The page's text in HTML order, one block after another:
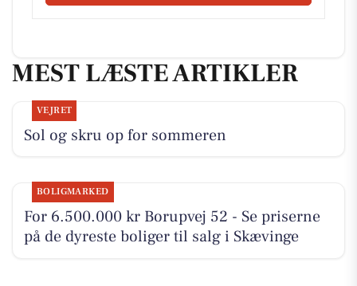
MEST LÆSTE ARTIKLER
VEJRET
Sol og skru op for sommeren
BOLIGMARKED
For 6.500.000 kr Borupvej 52 - Se priserne
på de dyreste boliger til salg i Skævinge